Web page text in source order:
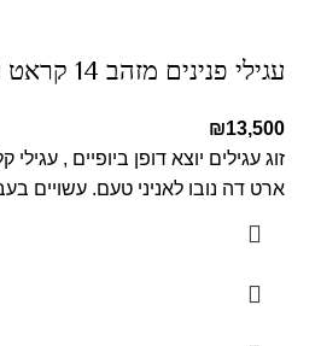
עגילי פנינים מזהב 14 קראט עם יהלומים
₪13,500
זוג עגילים יוצא דופן ביופיים , עגילי
ארט דה נובו לאניני טעם. עשויים